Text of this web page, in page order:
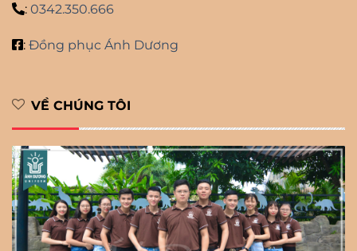
: 0342.350.666
: Đồng phục Ánh Dương
VỀ CHÚNG TÔI